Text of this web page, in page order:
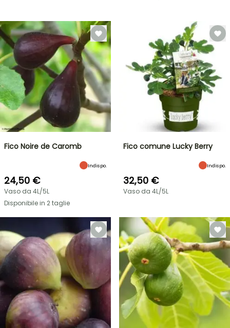
Fico Noire de Caromb
Indispo.
24,50 €
Vaso da 4L/5L
Disponibile in 2 taglie
Fico comune Lucky Berry
Indispo.
32,50 €
Vaso da 4L/5L